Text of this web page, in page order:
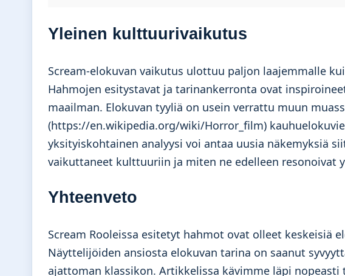
Yleinen kulttuurivaikutus
Scream-elokuvan vaikutus ulottuu paljon laajemmalle
Hahmojen esitystavat ja tarinankerronta ovat
maailman. Elokuvan tyyliä on usein verrattu muun
(https://en.wikipedia.org/wiki/Horror_film)
yksityiskohtainen analyysi voi antaa uusia näkemyksiä
vaikuttaneet kulttuuriin ja miten ne edelleen resonoivat
Yhteenveto
Scream Rooleissa esitetyt hahmot ovat olleet keskeisiä
Näyttelijöiden ansiosta elokuvan tarina on saanut
ajattoman klassikon. Artikkelissa kävimme läpi